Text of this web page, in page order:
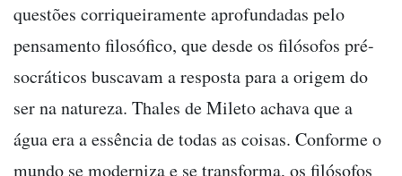
questões corriqueiramente aprofundadas pelo
pensamento filosófico, que desde os filósofos pré-
socráticos buscavam a resposta para a origem do
ser na natureza. Thales de Mileto achava que a
água era a essência de todas as coisas. Conforme o
mundo se moderniza e se transforma, os filósofos